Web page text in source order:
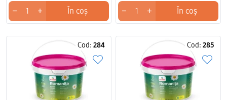
− + În coș − + În coș
Cod: 284 Cod: 285